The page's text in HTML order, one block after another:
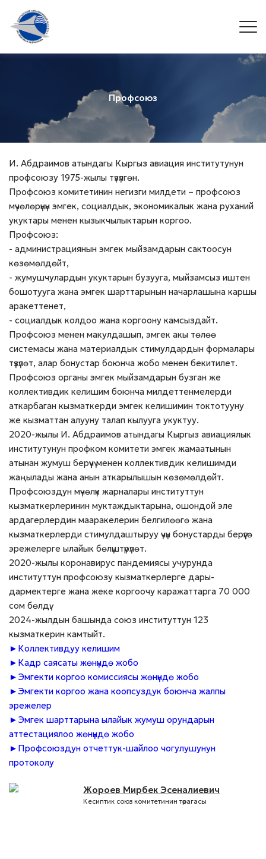
Профсоюз
И. Абдраимов атындагы Кыргыз авиация институтунун
профсоюзу 1975-жылы түзүлгөн.
Профсоюз комитетинин негизги милдети – профсоюз
мүчөлөрүнүн эмгек, социалдык, экономикалык жана руханий
укуктары менен кызыкчылыктарын коргоо.
Профсоюз:
- администрациянын эмгек мыйзамдарын сактоосун
көзөмөлдөйт,
- жумушчулардын укуктарын бузууга, мыйзамсыз иштен
бошотууга жана эмгек шарттарынын начарлашына каршы
аракеттенет,
- социалдык колдоо жана коргоону камсыздайт.
Профсоюз менен макулдашып, эмгек акы төлөө
системасы жана материалдык стимулдардын формалары
түзүлөт, алар бонустар боюнча жобо менен бекитилет.
Профсоюз органы эмгек мыйзамдарын бузган же
коллективдик келишим боюнча милдеттенмелерди
аткарбаган кызматкерди эмгек келишимин токтотууну
же кызматтан алууну талап кылууга укуктуу.
2020-жылы И. Абдраимов атындагы Кыргыз авиациялык
институтунун профком комитети эмгек жамаатынын
атынан жумуш берүүчү менен коллективдик келишимди
жаңылады жана анын аткарылышын көзөмөлдөйт.
Профсоюздун мүчөлүк жарналары институттун
кызматкерлеринин муктаждыктарына, ошондой эле
ардагерлердин мааракелерин белгилөөгө жана
кызматкерлерди стимулдаштыруу үчүн бонустарды берүүгө
эрежелерге ылайык бөлүштүрүлөт.
2020-жылы коронавирус пандемиясы учурунда
институттун профсоюзу кызматкерлерге дары-
дармектерге жана жеке коргоочу каражаттарга 70 000
сом бөлдү.
2024-жылдын башында союз институттун 123
кызматкерин камтыйт.
► Коллективдуу келишим
► Кадр саясаты жөнүндө жобо
► Эмгекти коргоо комиссиясы жөнүндө жобо
► Эмгекти коргоо жана коопсуздук боюнча жалпы
эрежелер
► Эмгек шарттарына ылайык жумуш орундарын
аттестациялоо жөнүндө жобо
► Профсоюздун отчеттук-шайлоо чогулушунун
протоколу
Жороев Мирбек Эсеналиевич
Кесиптик союз комитетинин төрагасы